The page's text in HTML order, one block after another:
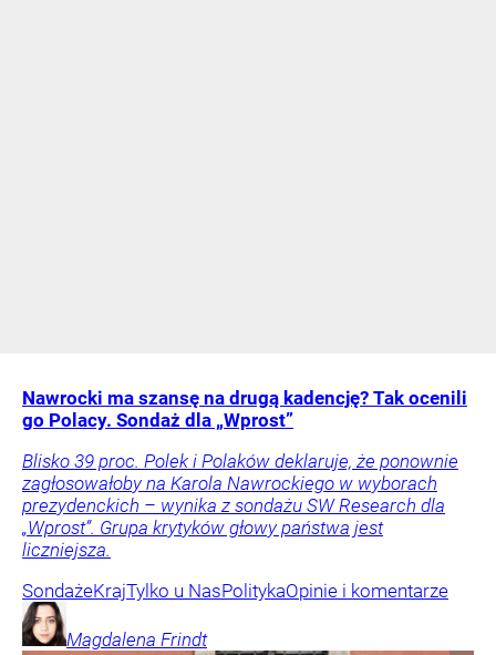
Nawrocki ma szansę na drugą kadencję? Tak ocenili
go Polacy. Sondaż dla „Wprost”
Blisko 39 proc. Polek i Polaków deklaruje, że ponownie
zagłosowałoby na Karola Nawrockiego w wyborach
prezydenckich – wynika z sondażu SW Research dla
„Wprost”. Grupa krytyków głowy państwa jest
liczniejsza.
SondażeKrajTylko u NasPolitykaOpinie i komentarze
Magdalena Frindt